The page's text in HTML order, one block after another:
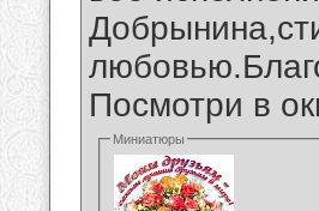
Посмотри в
Миниатюры